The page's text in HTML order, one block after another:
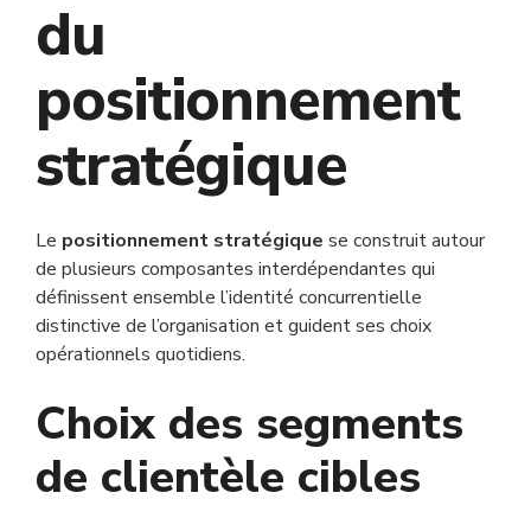
du
positionnement
stratégique
Le positionnement stratégique se construit autour
de plusieurs composantes interdépendantes qui
définissent ensemble l’identité concurrentielle
distinctive de l’organisation et guident ses choix
opérationnels quotidiens.
Choix des segments
de clientèle cibles